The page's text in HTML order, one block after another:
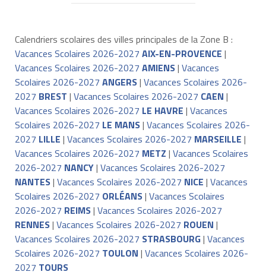
Calendriers scolaires des villes principales de la Zone B :
Vacances Scolaires 2026-2027 AIX-EN-PROVENCE |
Vacances Scolaires 2026-2027 AMIENS| Vacances
Scolaires 2026-2027 ANGERS| Vacances Scolaires 2026-
2027 BREST | Vacances Scolaires 2026-2027 CAEN |
Vacances Scolaires 2026-2027 LE HAVRE | Vacances
Scolaires 2026-2027 LE MANS| Vacances Scolaires 2026-
2027 LILLE | Vacances Scolaires 2026-2027 MARSEILLE |
Vacances Scolaires 2026-2027 METZ | Vacances Scolaires
2026-2027 NANCY| Vacances Scolaires 2026-2027
NANTES| Vacances Scolaires 2026-2027 NICE | Vacances
Scolaires 2026-2027 ORLÉANS| Vacances Scolaires
2026-2027 REIMS| Vacances Scolaires 2026-2027
RENNES| Vacances Scolaires 2026-2027 ROUEN |
Vacances Scolaires 2026-2027 STRASBOURG| Vacances
Scolaires 2026-2027 TOULON | Vacances Scolaires 2026-
2027 TOURS